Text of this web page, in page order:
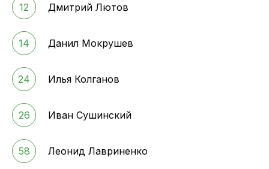
12 Дмитрий Лютов
14 Данил Мокрушев
24 Илья Колганов
26 Иван Сушинский
58 Леонид Лавриненко